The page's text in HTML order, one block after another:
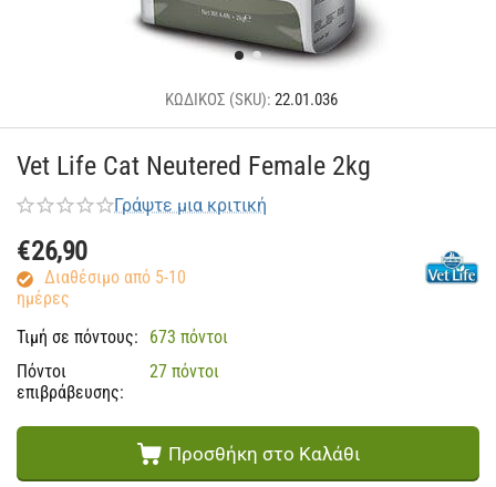
ΚΩΔΙΚΟΣ (SKU): 22.01.036
Vet Life Cat Neutered Female 2kg
Γράψτε μια κριτική
€26,90
Διαθέσιμο από 5-10
ημέρες
Τιμή σε πόντους:
673 πόντοι
Πόντοι
επιβράβευσης:
27 πόντοι
Προσθήκη στο Καλάθι